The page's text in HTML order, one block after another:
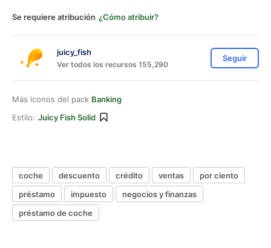
Se requiere atribución ¿Cómo atribuir?
juicy_fish
Ver todos los recursos 155,290
Seguir
Más iconos del pack Banking
Estilo: Juicy Fish Solid
coche descuento crédito ventas
por ciento
préstamo
impuesto
negocios y finanzas
préstamo de coche